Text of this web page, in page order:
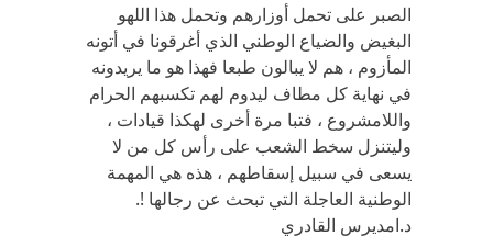
الصبر على تحمل أوزارهم وتحمل هذا اللهو
البغيض والضياع الوطني الذي أغرقونا في أتونه
المأزوم ، هم لا يبالون طبعا فهذا هو ما يريدونه
في نهاية كل مطاف ليدوم لهم تكسبهم الحرام
واللامشروع ، فتبا مرة أخرى لهكذا قيادات ،
وليتنزل سخط الشعب على رأس كل من لا
يسعى في سبيل إسقاطهم ، هذه هي المهمة
الوطنية العاجلة التي تبحث عن رجالها !.
د.امديرس القادري